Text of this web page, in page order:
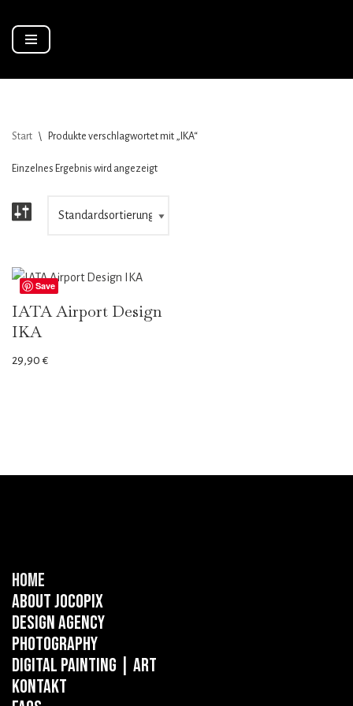
Zum
Start \ Produkte verschlagwortet mit „IKA“
Einzelnes Ergebnis wird angezeigt
Save
IATA Airport Design
IKA
29,90€
Home
About Jocopix
Design Agency
Photography
Digital Painting | ART
Kontakt